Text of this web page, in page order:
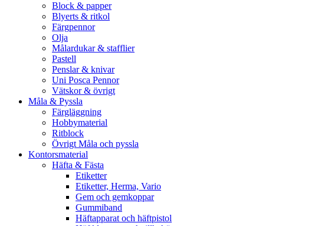
Block & papper
Blyerts & ritkol
Färgpennor
Olja
Målardukar & stafflier
Pastell
Penslar & knivar
Uni Posca Pennor
Vätskor & övrigt
Måla & Pyssla
Färgläggning
Hobbymaterial
Ritblock
Övrigt Måla och pyssla
Kontorsmaterial
Häfta & Fästa
Etiketter
Etiketter, Herma, Vario
Gem och gemkoppar
Gummiband
Häftapparat och häftpistol